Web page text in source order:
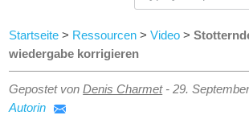
Startseite > Ressourcen >Video >
wiedergabe korrigieren
Gepostet vonDenis Charmet-29.
Autorin